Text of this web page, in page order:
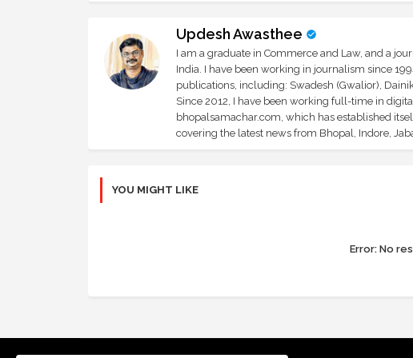
Updesh Awasthee
I am a graduate in Commerce and Law, and a
India. I have been working in journalism since
publications, including: Swadesh (Gwalior),
Since 2012, I have been working full-time in
bhopalsamachar.com, which has established
covering the latest news from Bhopal, Indore,
YOU MIGHT LIKE
Error:No